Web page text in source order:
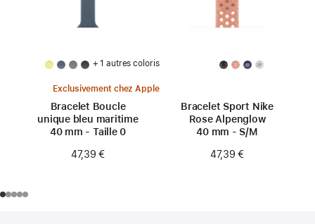
+ 1 autres coloris
Exclusivement chez Apple
Bracelet Boucle
unique bleu maritime
40 mm - Taille 0
47,39 €
Bracelet Sport Nike
Rose Alpenglow
40 mm - S/M
47,39 €